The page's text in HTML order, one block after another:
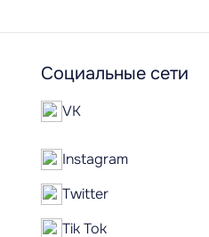
Социальные сети
VK
Instagram
Twitter
Tik Tok